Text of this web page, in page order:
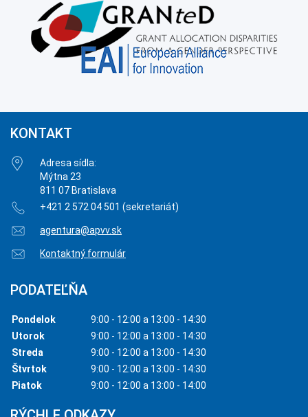
KONTAKT
Adresa sídla:
Mýtna 23
811 07 Bratislava
+421 2 572 04 501 (sekretariát)
agentura@apvv.sk
Kontaktný formulár
PODATEĽŇA
Pondelok
9:00 - 12:00 a 13:00 - 14:30
Utorok
9:00 - 12:00 a 13:00 - 14:30
Streda
9:00 - 12:00 a 13:00 - 14:30
Štvrtok
9:00 - 12:00 a 13:00 - 14:30
Piatok
9:00 - 12:00 a 13:00 - 14:00